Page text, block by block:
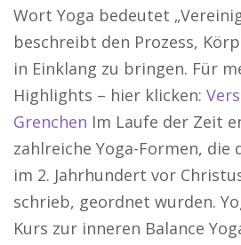
Wort Yoga bedeutet
beschreibt den Prozess,
in Einklang zu bringen. Für
Highlights – hier klicken:
Grenchen Im Laufe der Zeit
zahlreiche Yoga-Formen, die
im 2. Jahrhundert vor
schrieb, geordnet wurden.
Kurs zur inneren Balance